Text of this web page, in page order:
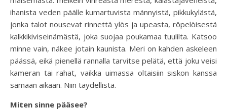
ihanista veden päälle kumartuvista männyistä, pikkukylästä,
jonka talot nousevat rinnettä ylös ja upeasta, röpelöisestä
kalkkikiviseinämästä, joka suojaa poukamaa tuulilta. Katsoo
minne vain, näkee jotain kaunista. Meri on kahden askeleen
päässä, eikä pienellä rannalla tarvitse pelätä, että joku veisi
kameran tai rahat, vaikka uimassa oltaisiin siskon kanssa
samaan aikaan. Niin täydellistä.
Miten sinne pääsee?